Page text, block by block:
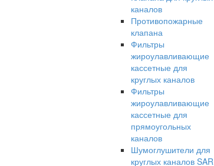
каналов
Противопожарные
клапана
Фильтры
жироулавливающие
кассетные для
круглых каналов
Фильтры
жироулавливающие
кассетные для
прямоугольных
каналов
Шумоглушители для
круглых каналов SAR